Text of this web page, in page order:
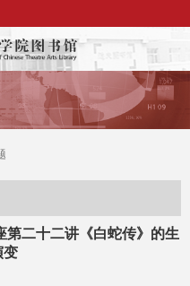
第二十二讲《白蛇传》的生
变